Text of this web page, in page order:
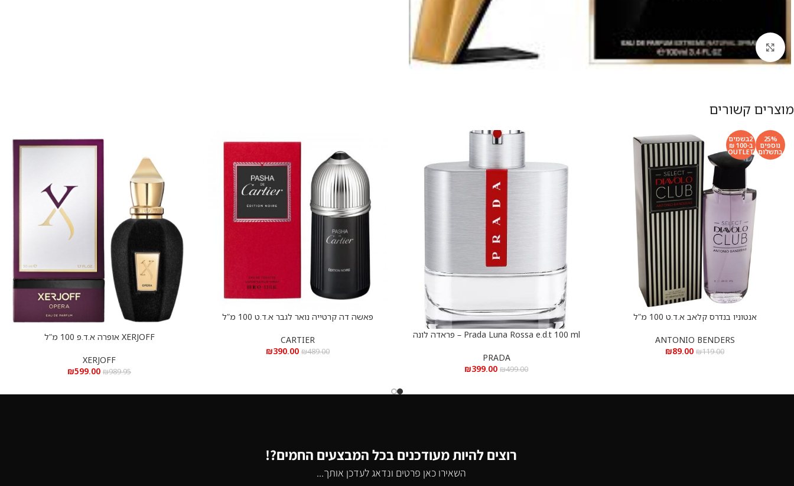
להגדלת התמונה
מוצרים קשורים
25%
נוספים
בתשלום
2בשמים
ב-100 ₪
OUTLET
הוספה לסלאנטוניו בנדרס קלאב א.ד.ט 100 מ”ל
ANTONIO BENDERS
₪119.00
₪89.00
הוספה לסל
Prada Luna Rossa e.d.t 100 ml – פראדה לונה
PRADA
₪499.00
₪399.00
הוספה לסל
פאשה דה קרטייה נואר לגבר א.ד.ט 100 מ”ל
CARTIER
₪489.00
₪390.00
הוספה לסלXERJOFF אופרה א.ד.פ 100 מ”ל
XERJOFF
₪989.95
₪599.00
רוצים להיות מעודכנים בכל המבצעים החמים?!
השאירו כאן פרטים ונדאג לעדכן אותך...